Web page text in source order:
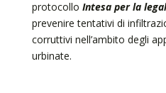
protocollo Intesa per la
prevenire tentativi di
corruttivi nell’ambito degli
urbinate.